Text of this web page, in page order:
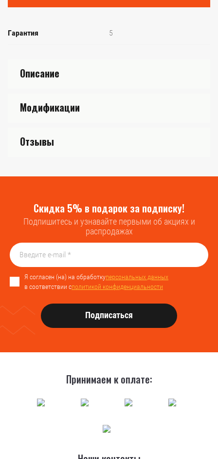
Гарантия 5
Описание
Модификации
Отзывы
Скидка 5% в подарок за подписку!
Подпишитесь и узнавайте первыми об акциях и
распродажах
Я согласен (на) на обработкуперсональных данных
в соответствии сполитикой конфиденциальности
Подписаться
Принимаем к оплате: